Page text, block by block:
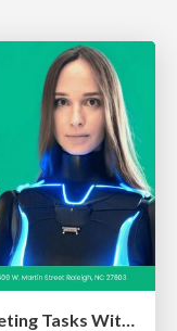
Kristin Tynski - Automating Marketing Tasks With AI